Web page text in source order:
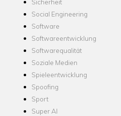
Sicherheit
Social Engineering
Software
Softwareentwicklung
Softwarequalität
Soziale Medien
Spieleentwicklung
Spoofing
Sport
Super AI